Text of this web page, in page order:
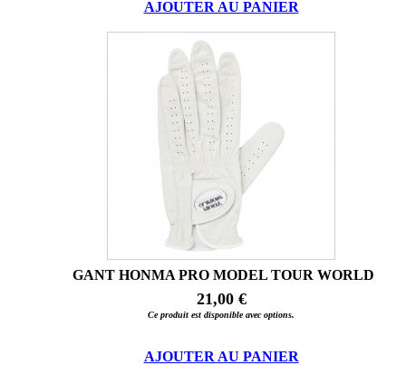
AJOUTER AU PANIER
GANT HONMA PRO MODEL TOUR WORLD
21,00 €
Ce produit est disponible avec options.
AJOUTER AU PANIER